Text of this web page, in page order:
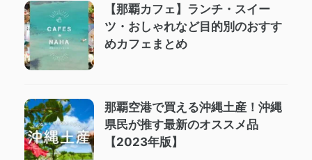
【那覇カフェ】ランチ・スイー
ツ・おしゃれなど目的別のおすす
めカフェまとめ
那覇空港で買える沖縄土産！沖縄
県民が推す最新のオススメ品
【2023年版】